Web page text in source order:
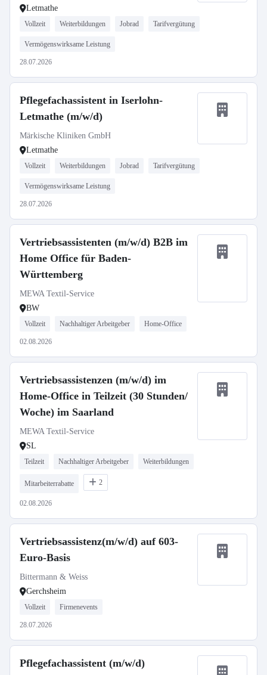
Letmathe
Vollzeit Weiterbildungen Jobrad Tarifvergütung
Vermögenswirksame Leistung
28.07.2026
Pflegefachassistent in Iserlohn-
Letmathe (m/w/d)
Märkische Kliniken GmbH
Letmathe
Vollzeit Weiterbildungen Jobrad Tarifvergütung
Vermögenswirksame Leistung
28.07.2026
Vertriebsassistenten (m/w/d) B2B im
Home Office für Baden-
Württemberg
MEWA Textil-Service
BW
Vollzeit Nachhaltiger Arbeitgeber Home-Office
02.08.2026
Vertriebsassistenzen (m/w/d) im
Home-Office in Teilzeit (30 Stunden/
Woche) im Saarland
MEWA Textil-Service
SL
Teilzeit Nachhaltiger Arbeitgeber Weiterbildungen
Mitarbeiterrabatte 2
02.08.2026
Vertriebsassistenz(m/w/d) auf 603-
Euro-Basis
Bittermann & Weiss
Gerchsheim
Vollzeit Firmenevents
28.07.2026
Pflegefachassistent (m/w/d)